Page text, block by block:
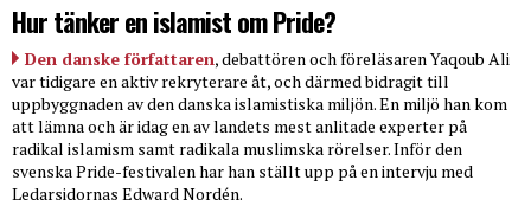
Hur tänker en islamist om Pride?
Den danske författaren, debattören och föreläsaren Yaqoub Ali
var tidigare en aktiv rekryterare åt, och därmed bidragit till
uppbyggnaden av den danska islamistiska miljön. En miljö han kom
att lämna och är idag en av landets mest anlitade experter på
radikal islamism samt radikala muslimska rörelser. Inför den
svenska Pride-festivalen har han ställt upp på en intervju med
Ledarsidornas Edward Nordén.